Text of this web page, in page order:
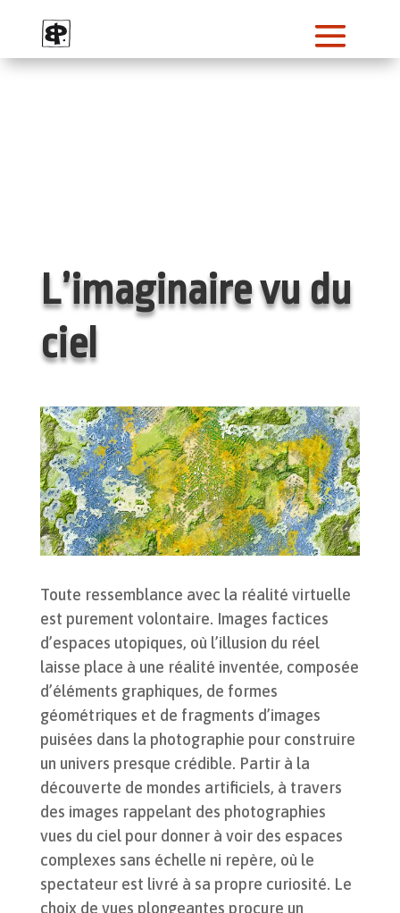
L’imaginaire vu du
ciel
Toute ressemblance avec la réalité virtuelle
est purement volontaire. Images factices
d’espaces utopiques, où l’illusion du réel
laisse place à une réalité inventée, composée
d’éléments graphiques, de formes
géométriques et de fragments d’images
puisées dans la photographie pour construire
un univers presque crédible. Partir à la
découverte de mondes artificiels, à travers
des images rappelant des photographies
vues du ciel pour donner à voir des espaces
complexes sans échelle ni repère, où le
spectateur est livré à sa propre curiosité. Le
choix de vues plongeantes procure un